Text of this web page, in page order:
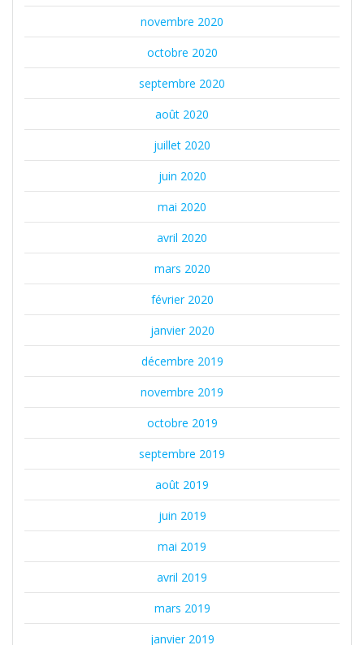
novembre 2020
octobre 2020
septembre 2020
août 2020
juillet 2020
juin 2020
mai 2020
avril 2020
mars 2020
février 2020
janvier 2020
décembre 2019
novembre 2019
octobre 2019
septembre 2019
août 2019
juin 2019
mai 2019
avril 2019
mars 2019
janvier 2019